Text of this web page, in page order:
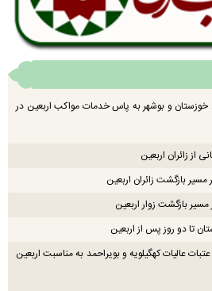
و بوشهر به پاس خدمات مواکب اربعین در
از زائران اربعین
بازگشت زائران اربعین
تا دو روز پس از اربعین
عالیات کهگیلویه و بویراحمد به مناسبت اربعین